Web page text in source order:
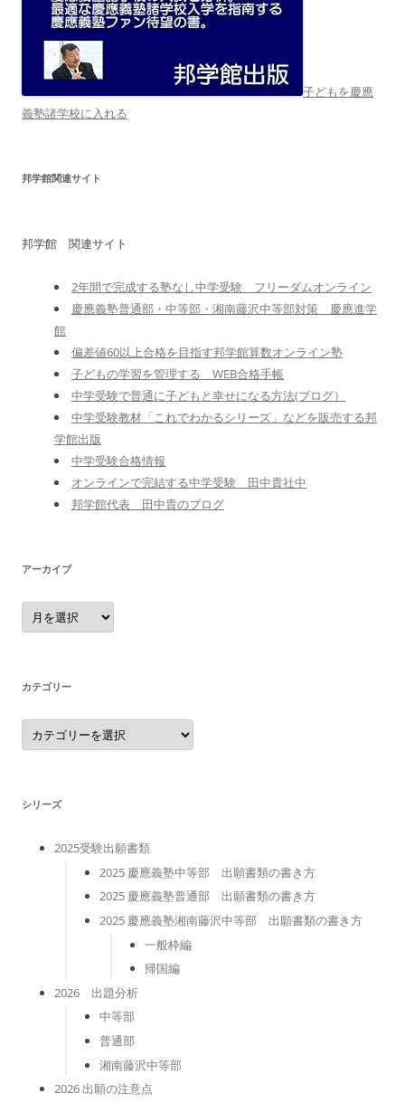
子どもを慶應
義塾諸学校に入れる
邦学館関連サイト
邦学館 関連サイト
2年間で完成する塾なし中学受験 フリーダムオンライン
慶應義塾普通部・中等部・湘南藤沢中等部対策 慶應進学
館
偏差値60以上合格を目指す邦学館算数オンライン塾
子どもの学習を管理する WEB合格手帳
中学受験で普通に子どもと幸せになる方法(ブログ）
中学受験教材「これでわかるシリーズ」などを販売する邦
学館出版
中学受験合格情報
オンラインで完結する中学受験 田中貴社中
邦学館代表 田中貴のブログ
アーカイブ
ア
ー
カ
カテゴリー
カ
テ
ゴ
シリーズ
2025受験出願書類
2025 慶應義塾中等部 出願書類の書き方
2025 慶應義塾普通部 出願書類の書き方
2025 慶應義塾湘南藤沢中等部 出願書類の書き方
一般枠編
帰国編
2026 出題分析
中等部
普通部
湘南藤沢中等部
2026 出願の注意点